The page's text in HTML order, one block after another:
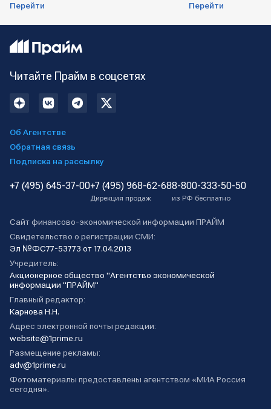
Перейти Перейти
Читайте Прайм в соцсетях
Об Агентстве
Обратная связь
Подписка на рассылку
+7 (495) 645-37-00+7 (495) 968-62-68
Дирекция продаж
8-800-333-50-50
из РФ бесплатно
Сайт финансово-экономической информации ПРАЙМ
Свидетельство о регистрации СМИ:
Эл №ФС77-53773 от 17.04.2013
Учредитель:
Акционерное общество "Агентство экономической
информации "ПРАЙМ"
Главный редактор:
Карнова Н.Н.
Адрес электронной почты редакции:
website@1prime.ru
Размещение рекламы:
adv@1prime.ru
Фотоматериалы предоставлены агентством «МИА Россия
сегодня».